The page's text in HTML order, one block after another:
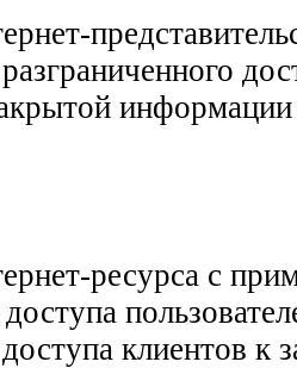
информации
ресурса с
клиентов к